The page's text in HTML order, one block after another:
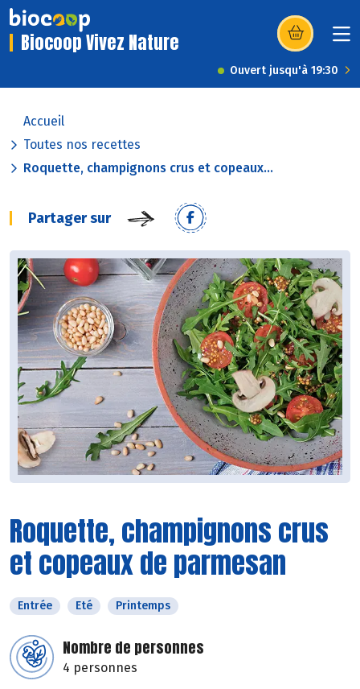
Biocoop Vivez Nature (s’ouvre dans
Ouvert jusqu'à 19:30
Accueil
Toutes nos recettes
Roquette, champignons crus et copeaux...
Partager sur
Roquette, champignons crus
et copeaux de parmesan
Entrée Eté Printemps
Nombre de personnes
4 personnes